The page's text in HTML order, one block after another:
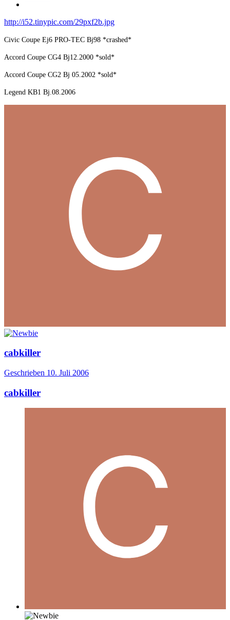
http://i52.tinypic.com/29pxf2b.jpg
Civic Coupe Ej6 PRO-TEC Bj98 *crashed*
Accord Coupe CG4 Bj12.2000 *sold*
Accord Coupe CG2 Bj 05.2002 *sold*
Legend KB1 Bj.08.2006
cabkiller
Geschrieben 10. Juli 2006
cabkiller